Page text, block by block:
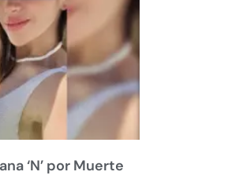
‘N’ por Muerte